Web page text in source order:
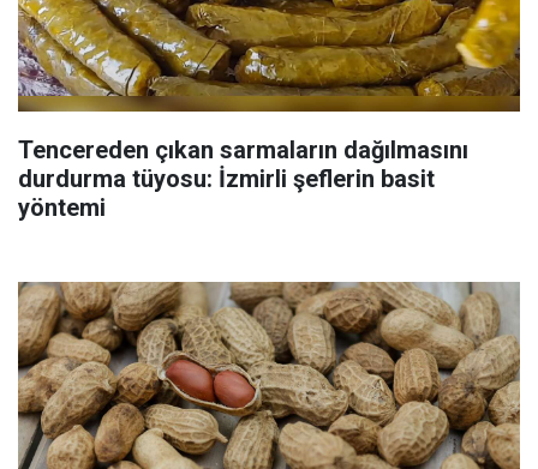
Tencereden çıkan sarmaların dağılmasını
durdurma tüyosu: İzmirli şeflerin basit
yöntemi